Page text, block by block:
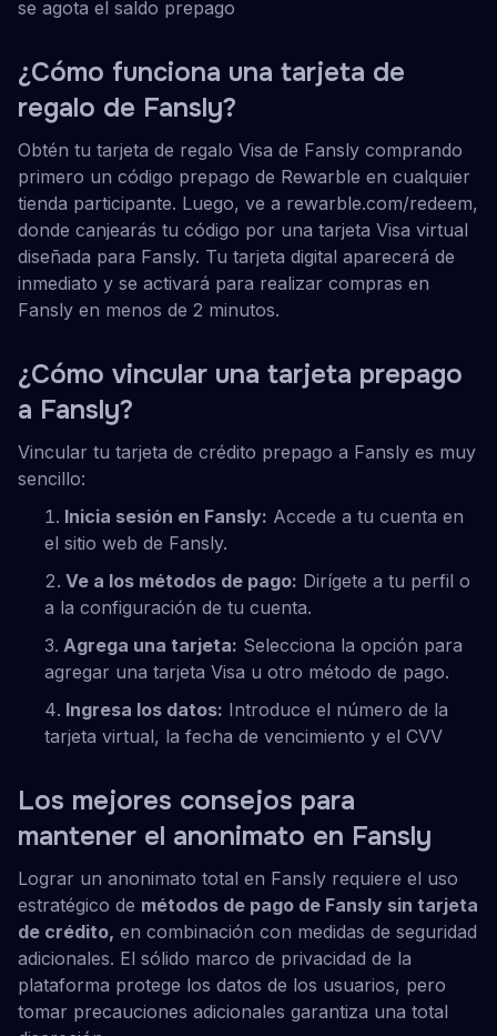
se agota el saldo prepago
¿Cómo funciona una tarjeta de
regalo de Fansly?
Obtén tu tarjeta de regalo Visa de Fansly comprando
primero un código prepago de Rewarble en cualquier
tienda participante. Luego, ve a rewarble.com/redeem,
donde canjearás tu código por una tarjeta Visa virtual
diseñada para Fansly. Tu tarjeta digital aparecerá de
inmediato y se activará para realizar compras en
Fansly en menos de 2 minutos.
¿Cómo vincular una tarjeta prepago
a Fansly?
Vincular tu tarjeta de crédito prepago a Fansly es muy
sencillo:
Inicia sesión en Fansly: Accede a tu cuenta en
el sitio web de Fansly.
Ve a los métodos de pago: Dirígete a tu perfil o
a la configuración de tu cuenta.
Agrega una tarjeta: Selecciona la opción para
agregar una tarjeta Visa u otro método de pago.
Ingresa los datos: Introduce el número de la
tarjeta virtual, la fecha de vencimiento y el CVV
Los mejores consejos para
mantener el anonimato en Fansly
Lograr un anonimato total en Fansly requiere el uso
estratégico de métodos de pago de Fansly sin tarjeta
de crédito, en combinación con medidas de seguridad
adicionales. El sólido marco de privacidad de la
plataforma protege los datos de los usuarios, pero
tomar precauciones adicionales garantiza una total